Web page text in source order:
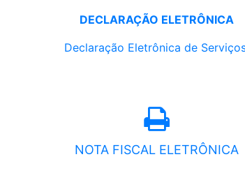
DECLARAÇÃO ELETRÔNICA
Declaração Eletrônica de
NOTA FISCAL ELETRÔNICA